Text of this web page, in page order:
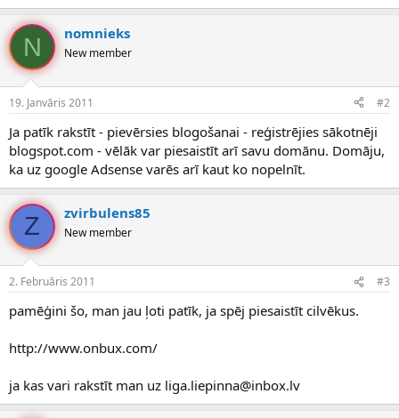
N nomnieks
New member
19. Janvāris 2011 #2
Ja patīk rakstīt - pievērsies blogošanai - reģistrējies sākotnēji
blogspot.com - vēlāk var piesaistīt arī savu domānu. Domāju,
ka uz google Adsense varēs arī kaut ko nopelnīt.
Z zvirbulens85
New member
2. Februāris 2011 #3
pamēģini šo, man jau ļoti patīk, ja spēj piesaistīt cilvēkus.
http://www.onbux.com/
ja kas vari rakstīt man uz liga.liepinna@inbox.lv